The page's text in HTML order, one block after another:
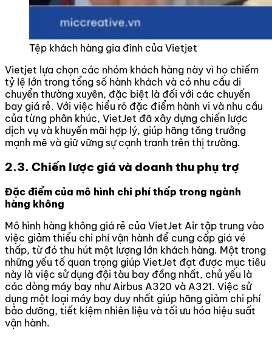
Tệp khách hàng gia đình của Vietjet
Vietjet lựa chọn các nhóm khách hàng này vì họ chiếm
tỷ lệ lớn trong tổng số hành khách và có nhu cầu di
chuyển thường xuyên, đặc biệt là đối với các chuyến
bay giá rẻ. Với việc hiểu rõ đặc điểm hành vi và nhu cầu
của từng phân khúc, VietJet đã xây dựng chiến lược
dịch vụ và khuyến mãi hợp lý, giúp hãng tăng trưởng
mạnh mẽ và giữ vững sự cạnh tranh trên thị trường.
2.3. Chiến lược giá và doanh thu phụ trợ
Đặc điểm của mô hình chi phí thấp trong ngành
hàng không
Mô hình hàng không giá rẻ của VietJet Air tập trung vào
việc giảm thiểu chi phí vận hành để cung cấp giá vé
thấp, từ đó thu hút một lượng lớn khách hàng. Một trong
những yếu tố quan trọng giúp VietJet đạt được mục tiêu
này là việc sử dụng đội tàu bay đồng nhất, chủ yếu là
các dòng máy bay như Airbus A320 và A321. Việc sử
dụng một loại máy bay duy nhất giúp hãng giảm chi phí
bảo dưỡng, tiết kiệm nhiên liệu và tối ưu hóa hiệu suất
vận hành.